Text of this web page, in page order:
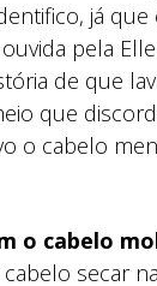
já que
pela
de que
que
o cabelo
o cabelo
secar